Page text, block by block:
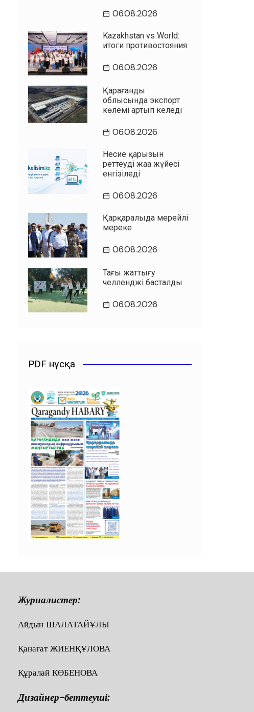
06.08.2026
Kazakhstan vs World:
итоги противостояния
06.08.2026
Қарағанды
облысында экспорт
көлемі артып келеді
06.08.2026
Несие қарызын
реттеудің жаңа жүйесі
енгізіледі
06.08.2026
Қарқаралыда мерейлі
мереке
06.08.2026
Таңғы жаттығу
челленджі басталды
06.08.2026
PDF нұсқа
Журналистер:
Айдын ШАЛАТАЙҰЛЫ
Қанағат ЖИЕНҚҰЛОВА
Құралай КӨБЕНОВА
Дизайнер-беттеуші: